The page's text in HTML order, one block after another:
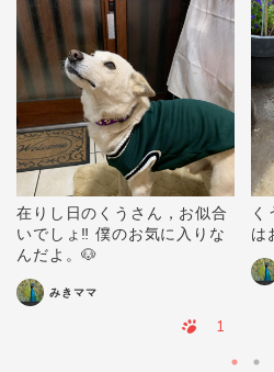
在りし日のくうさん，お似合
いでしょ‼️ 僕のお気に入りな
んだよ。🐶
みきママ
1
く
は